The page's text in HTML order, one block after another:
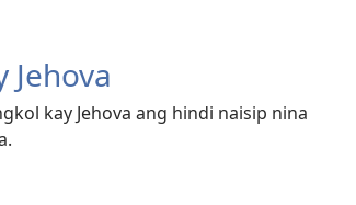
Jehova
kay Jehova ang hindi naisip nina